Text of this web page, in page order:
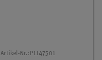
Artikel-Nr.: P1147501